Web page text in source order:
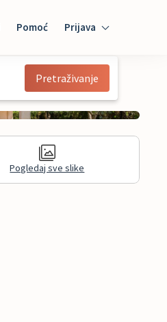
Pomoć Prijava
Mybooking
Pretraživanje
Pogledaj sve slike